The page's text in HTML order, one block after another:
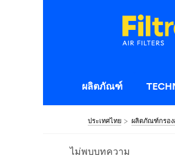
ผลิตภัณฑ์
ประเทศไทย ผลิตภัณฑ์กรอง
ไม่พบบทความ